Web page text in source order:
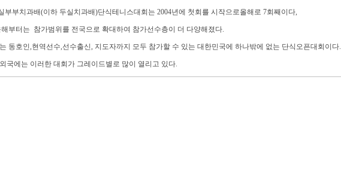
부부치과배(이하 두실치과배)단식테니스대회는 2004년에 첫회를 시작으로올해로 7회째이다,
해부터는 참가범위를 전국으로 확대하여 참가선수층이 더 다양해졌다.
동호인,현역선수,선수출신, 지도자까지 모두 참가할 수 있는 대한민국에 하나밖에 없는 단식오픈대회이다.
국에는 이러한 대회가 그레이드별로 많이 열리고 있다.